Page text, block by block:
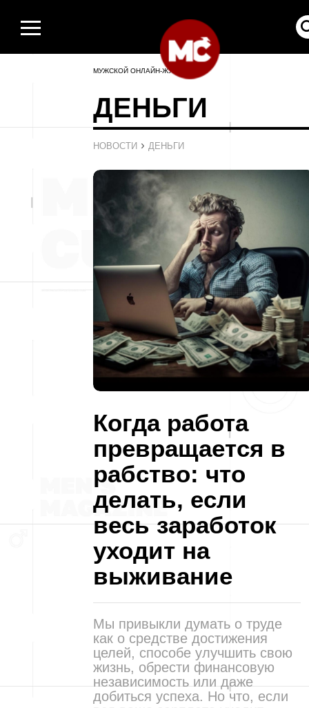
МУЖСКОЙ ОНЛАЙН-ЖУРНАЛ
ДЕНЬГИ
НОВОСТИ › ДЕНЬГИ
Когда работа
превращается в
рабство: что
делать, если
весь заработок
уходит на
выживание
Мы привыкли думать о труде
как о средстве достижения
целей, способе улучшить свою
жизнь, обрести финансовую
независимость или даже
добиться успеха. Но что, если